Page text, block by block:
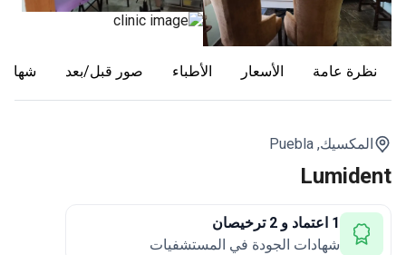
نظرة عامة الأسعار الأطباء صور قبل/بعد
المكسيك, Puebla
Lumident
1 اعتماد و 2 ترخيصان
شهادات الجودة في المستشفيات